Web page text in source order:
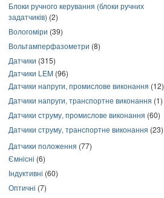
Блоки ручного керування (блоки ручних
задатчиків) (2)
Вологоміри (39)
Вольтамперфазометри (8)
Датчики (315)
Датчики LEM (96)
Датчики напруги, промислове виконання (12)
Датчики напруги, транспортне виконання (1)
Датчики струму, промислове виконання (60)
Датчики струму, транспортне виконання (23)
Датчики положення (77)
Ємнісні (6)
Індуктивні (60)
Оптичні (7)